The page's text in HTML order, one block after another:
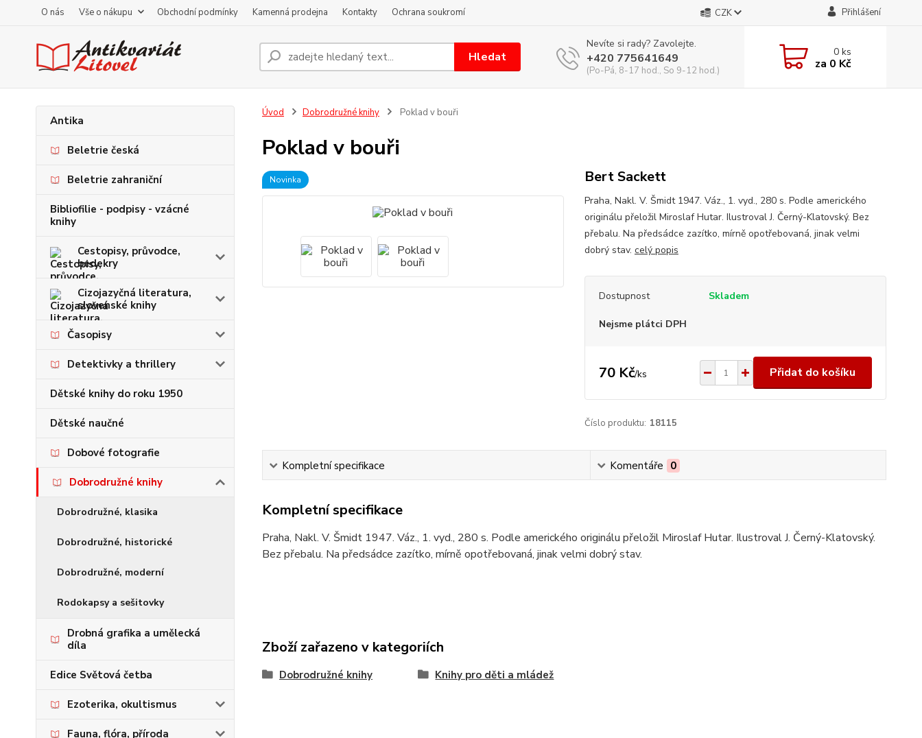
O nás Vše o nákupu Obchodní podmínky Kamenná prodejna Kontakty Ochrana soukromí CZK Přihlášení
Hledat
Nevíte si rady? Zavolejte.
+420 775641649
(Po-Pá, 8-17 hod., So 9-12 hod.)
0ks
za 0 Kč
Antika
Beletrie česká
Beletrie zahraniční
Bibliofilie - podpisy - vzácné
knihy
Cestopisy, průvodce,
bedekry
Cizojazyčná literatura,
slovenské knihy
Časopisy
Detektivky a thrillery
Dětské knihy do roku 1950
Dětské naučné
Dobové fotografie
Dobrodružné knihy
Dobrodružné, klasika
Dobrodružné, historické
Dobrodružné, moderní
Rodokapsy a sešitovky
Drobná grafika a umělecká
díla
Edice Světová četba
Ezoterika, okultismus
Fauna, flóra, příroda
Úvod Dobrodružné knihy Poklad v bouři
Poklad v bouři
Novinka Bert Sackett
Praha, Nakl. V. Šmidt 1947. Váz., 1. vyd., 280 s. Podle amerického
originálu přeložil Miroslaf Hutar. Ilustroval J. Černý-Klatovský. Bez
přebalu. Na předsádce zazítko, mírně opotřebovaná, jinak velmi
dobrý stav. celý popis
Dostupnost Skladem
Nejsme plátci DPH
70 Kč/ks Přidat do košíku
Číslo produktu: 18115
Kompletní specifikace Komentáře 0
Kompletní specifikace
Praha, Nakl. V. Šmidt 1947. Váz., 1. vyd., 280 s. Podle amerického originálu přeložil Miroslaf Hutar. Ilustroval J. Černý-Klatovský.
Bez přebalu. Na předsádce zazítko, mírně opotřebovaná, jinak velmi dobrý stav.
Zboží zařazeno v kategoriích
Dobrodružné knihy Knihy pro děti a mládež